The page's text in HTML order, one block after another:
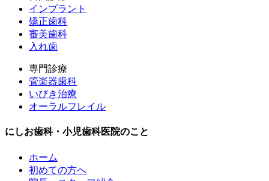
インプラント
矯正歯科
審美歯科
入れ歯
専門診療
管楽器歯科
いびき治療
オーラルフレイル
にしお歯科・小児歯科医院のこと
ホーム
初めての方へ